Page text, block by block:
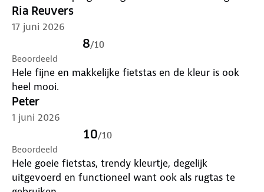
Ria Reuvers
17 juni 2026
8/10
Beoordeeld
Hele fijne en makkelijke fietstas en de kleur is ook
heel mooi.
Peter
1 juni 2026
10/10
Beoordeeld
Hele goeie fietstas, trendy kleurtje, degelijk
uitgevoerd en functioneel want ook als rugtas te